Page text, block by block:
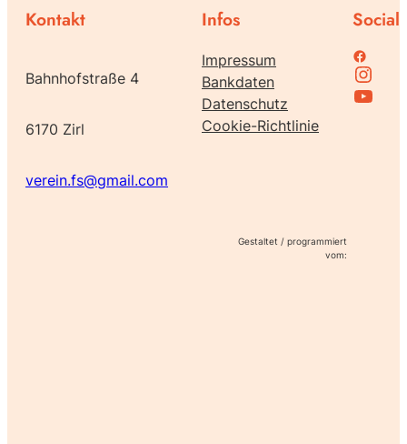
Kontakt
Bahnhofstraße 4
6170 Zirl
verein.fs@gmail.com
Infos
Impressum
Bankdaten
Datenschutz
Cookie-Richtlinie
Social
Family Support bei Facebook
Instagram
Family Support bei Youtube
Gestaltet / programmiert
vom: